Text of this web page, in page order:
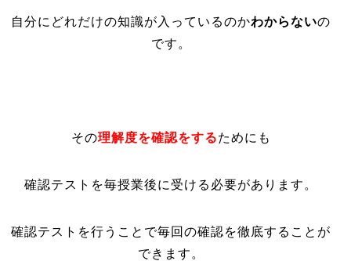
自分にどれだけの知識が入っているのかわからないの
です。
その理解度を確認をするためにも
確認テストを毎授業後に受ける必要があります。
確認テストを行うことで毎回の確認を徹底することが
できます。